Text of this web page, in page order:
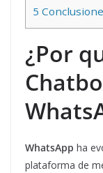
5
¿Por
WhatsApp ha
plataforma de